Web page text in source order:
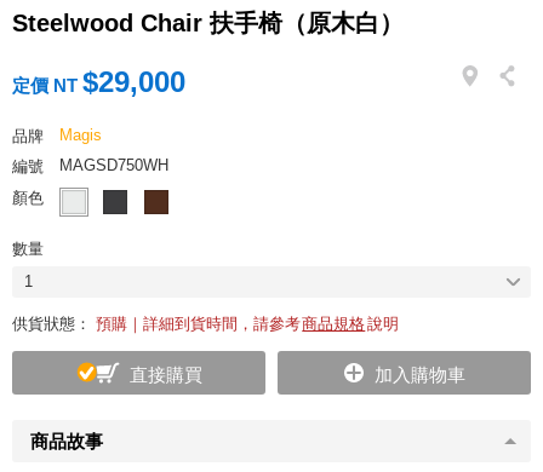
Steelwood Chair 扶手椅（原木白）
商品故事
定價 NT $29,000
品牌
Magis
編號
MAGSD750WH
顏色
數量
1
供貨狀態： 預購｜詳細到貨時間，請參考商品規格說明
直接購買 加入購物車